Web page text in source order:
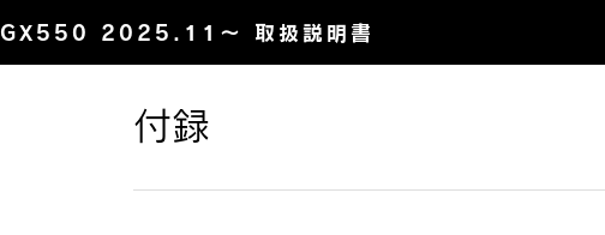
GX550 2025.11～ 取扱説明書
付録